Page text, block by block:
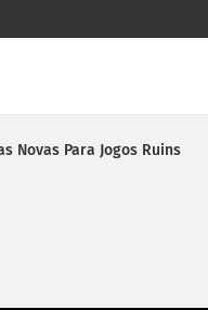
Novas Para Jogos Ruins